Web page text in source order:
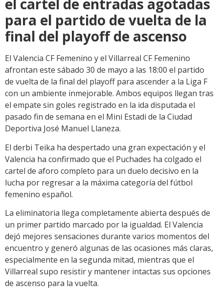
el cartel de entradas agotadas
para el partido de vuelta de la
final del playoff de ascenso
El Valencia CF Femenino y el Villarreal CF Femenino
afrontan este sábado 30 de mayo a las 18:00 el partido
de vuelta de la final del playoff para ascender a la Liga F
con un ambiente inmejorable. Ambos equipos llegan tras
el empate sin goles registrado en la ida disputada el
pasado fin de semana en el Mini Estadi de la Ciudad
Deportiva José Manuel Llaneza.
El derbi Teika ha despertado una gran expectación y el
Valencia ha confirmado que el Puchades ha colgado el
cartel de aforo completo para un duelo decisivo en la
lucha por regresar a la máxima categoría del fútbol
femenino español.
La eliminatoria llega completamente abierta después de
un primer partido marcado por la igualdad. El Valencia
dejó mejores sensaciones durante varios momentos del
encuentro y generó algunas de las ocasiones más claras,
especialmente en la segunda mitad, mientras que el
Villarreal supo resistir y mantener intactas sus opciones
de ascenso para la vuelta.